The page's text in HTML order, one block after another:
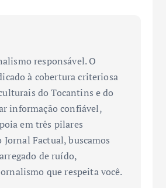
responsável. O
à cobertura criteriosa
do Tocantins e do
informação confiável,
em três pilares
Factual, buscamos
de ruído,
que respeita você.